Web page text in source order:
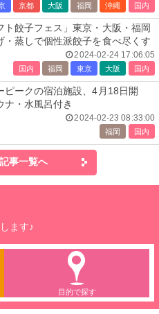
京都 大阪 福岡 沖縄 国内
ト餃子フェス」東京・大阪・福岡
蒸しで個性派餃子を食べ尽くす
2024-02-24 17:06:05
国内 福岡 東京 大阪 国内
ピークの宿泊施設、4月18日開
・水風呂付き
2024-02-23 08:33:00
福岡 国内
事一覧へ
ます♪
目的で探す